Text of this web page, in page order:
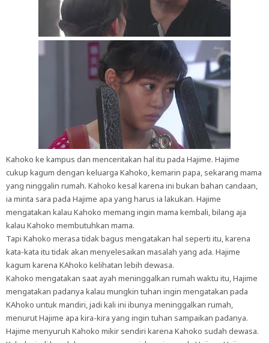
Kahoko ke kampus dan menceritakan hal itu pada Hajime. Hajime
cukup kagum dengan keluarga Kahoko, kemarin papa, sekarang mama
yang ninggalin rumah. Kahoko kesal karena ini bukan bahan candaan,
ia minta sara pada Hajime apa yang harus ia lakukan. Hajime
mengatakan kalau Kahoko memang ingin mama kembali, bilang aja
kalau Kahoko membutuhkan mama.
Tapi Kahoko merasa tidak bagus mengatakan hal seperti itu, karena
kata-kata itu tidak akan menyelesaikan masalah yang ada. Hajime
kagum karena KAhoko kelihatan lebih dewasa.
Kahoko mengatakan saat ayah meninggalkan rumah waktu itu, Hajime
mengatakan padanya kalau mungkin tuhan ingin mengatakan pada
KAhoko untuk mandiri, jadi kali ini ibunya meninggalkan rumah,
menurut Hajime apa kira-kira yang ingin tuhan sampaikan padanya.
Hajime menyuruh Kahoko mikir sendiri karena Kahoko sudah dewasa.